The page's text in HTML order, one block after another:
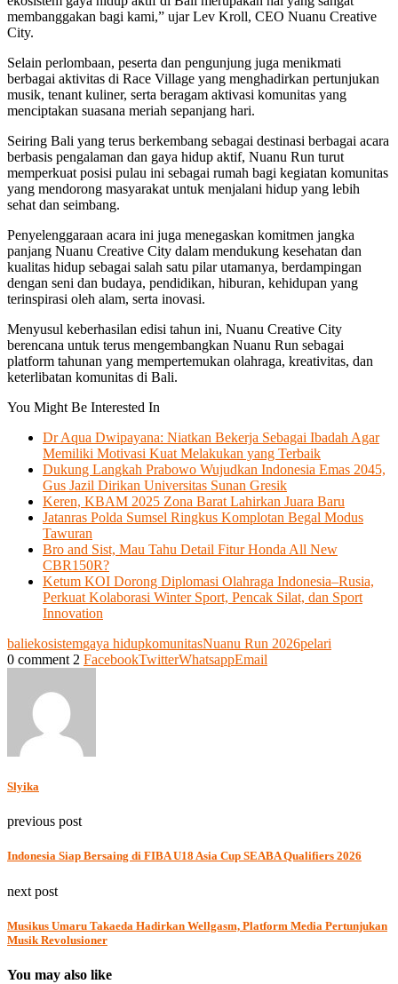
membanggakan bagi kami,” ujar Lev Kroll, CEO Nuanu Creative
City.
Selain perlombaan, peserta dan pengunjung juga menikmati
berbagai aktivitas di Race Village yang menghadirkan pertunjukan
musik, tenant kuliner, serta beragam aktivasi komunitas yang
menciptakan suasana meriah sepanjang hari.
Seiring Bali yang terus berkembang sebagai destinasi berbagai acara
berbasis pengalaman dan gaya hidup aktif, Nuanu Run turut
memperkuat posisi pulau ini sebagai rumah bagi kegiatan komunitas
yang mendorong masyarakat untuk menjalani hidup yang lebih
sehat dan seimbang.
Penyelenggaraan acara ini juga menegaskan komitmen jangka
panjang Nuanu Creative City dalam mendukung kesehatan dan
kualitas hidup sebagai salah satu pilar utamanya, berdampingan
dengan seni dan budaya, pendidikan, hiburan, kehidupan yang
terinspirasi oleh alam, serta inovasi.
Menyusul keberhasilan edisi tahun ini, Nuanu Creative City
berencana untuk terus mengembangkan Nuanu Run sebagai
platform tahunan yang mempertemukan olahraga, kreativitas, dan
keterlibatan komunitas di Bali.
You Might Be Interested In
Dr Aqua Dwipayana: Niatkan Bekerja Sebagai Ibadah Agar
Memiliki Motivasi Kuat Melakukan yang Terbaik
Dukung Langkah Prabowo Wujudkan Indonesia Emas 2045,
Gus Jazil Dirikan Universitas Sunan Gresik
Keren, KBAM 2025 Zona Barat Lahirkan Juara Baru
Jatanras Polda Sumsel Ringkus Komplotan Begal Modus
Tawuran
Bro and Sist, Mau Tahu Detail Fitur Honda All New
CBR150R?
Ketum KOI Dorong Diplomasi Olahraga Indonesia–Rusia,
Perkuat Kolaborasi Winter Sport, Pencak Silat, dan Sport
Innovation
baliekosistemgaya hidupkomunitasNuanu Run 2026pelari
0 comment 2 FacebookTwitterWhatsappEmail
Slyika
previous post
Indonesia Siap Bersaing di FIBA U18 Asia Cup SEABA Qualifiers 2026
next post
Musikus Umaru Takaeda Hadirkan Wellgasm, Platform Media Pertunjukan
Musik Revolusioner
You may also like